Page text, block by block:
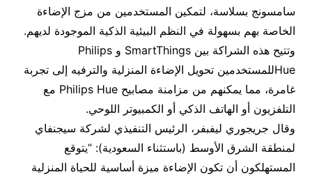
سامسونج بسلاسة، لتمكين المستخدمين من مزج الإضاءة
الخاصة بهم بسهولة في النظم البيئية الذكية الموجودة لديهم.
وتتيح هذه الشراكة بين SmartThings و Philips
Hueللمستخدمين تحويل الإضاءة المنزلية والترفيه إلى تجربة
غامرة، مما يمكنهم من مزامنة مصابيح Philips Hue مع
التلفزيون أو الهاتف الذكي أو الكمبيوتر اللوحي.
وقال جريجوري ليفبفر، الرئيس التنفيذي لشركة سيجنفاي
لمنطقة الشرق الأوسط (باستثناء السعودية): “يتوقع
المستهلكون أن تكون الإضاءة ميزة أساسية للحياة المنزلية